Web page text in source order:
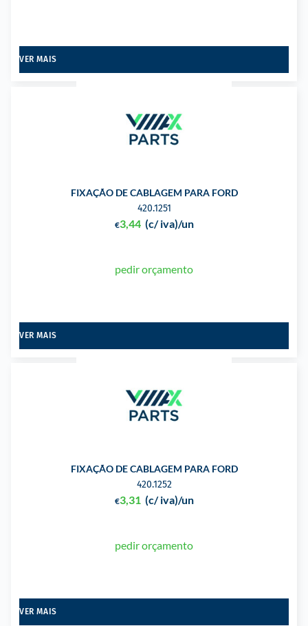
VER MAIS
FIXAÇÃO DE CABLAGEM PARA FORD
420.1251
€3,44 (c/ iva)/un
pedir orçamento
VER MAIS
FIXAÇÃO DE CABLAGEM PARA FORD
420.1252
€3,31 (c/ iva)/un
pedir orçamento
VER MAIS